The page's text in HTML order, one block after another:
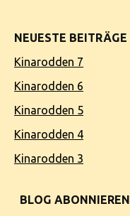
NEUESTE BEITRÄGE
Kinarodden 7
Kinarodden 6
Kinarodden 5
Kinarodden 4
Kinarodden 3
BLOG ABONNIEREN